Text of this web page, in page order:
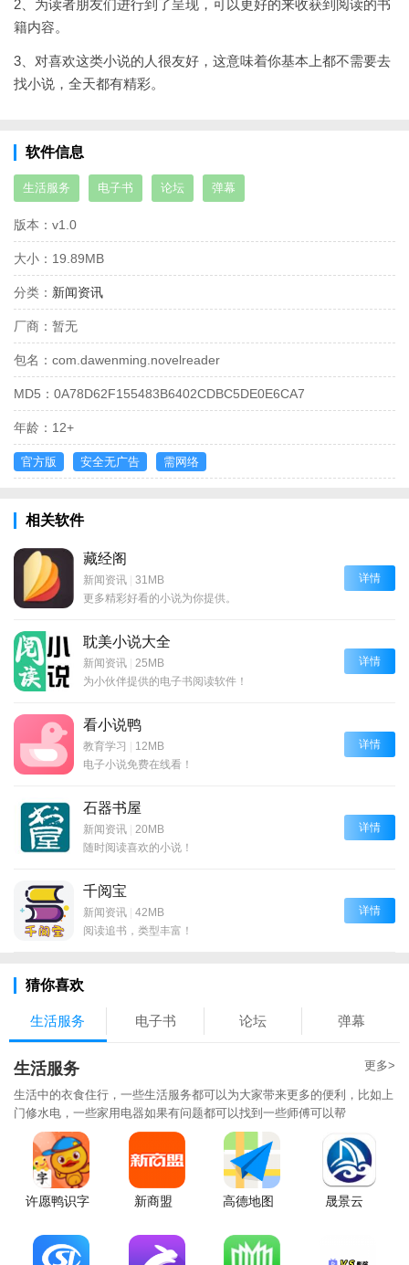
2、为读者朋友们进行到了呈现，可以更好的来收获到阅读的书
籍内容。
3、对喜欢这类小说的人很友好，这意味着你基本上都不需要去
找小说，全天都有精彩。
软件信息
生活服务 电子书 论坛 弹幕
版本： v1.0
大小： 19.89MB
分类： 新闻资讯
厂商： 暂无
包名： com.dawenming.novelreader
MD5： 0A78D62F155483B6402CDBC5DE0E6CA7
年龄： 12+
官方版 安全无广告 需网络
相关软件
藏经阁
新闻资讯 | 31MB
更多精彩好看的小说为你提供。
详情
耽美小说大全
新闻资讯 | 25MB
为小伙伴提供的电子书阅读软件！
详情
看小说鸭
教育学习 | 12MB
电子小说免费在线看！
详情
石器书屋
新闻资讯 | 20MB
随时阅读喜欢的小说！
详情
千阅宝
新闻资讯 | 42MB
阅读追书，类型丰富！
详情
猜你喜欢
生活服务 电子书 论坛 弹幕
生活服务 更多>
生活中的衣食住行，一些生活服务都可以为大家带来更多的便利，比如上
门修水电，一些家用电器如果有问题都可以找到一些师傅可以帮
许愿鸭识字 新商盟 高德地图 晟景云